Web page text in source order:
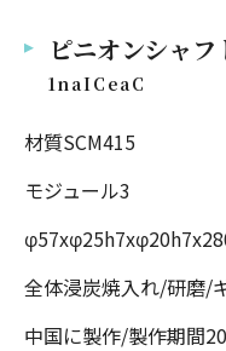
ピニオンシャフ
1naICeaC
材質SCM415
モジュール3
全体浸炭焼入れ/研磨/
中国に製作/製作期間